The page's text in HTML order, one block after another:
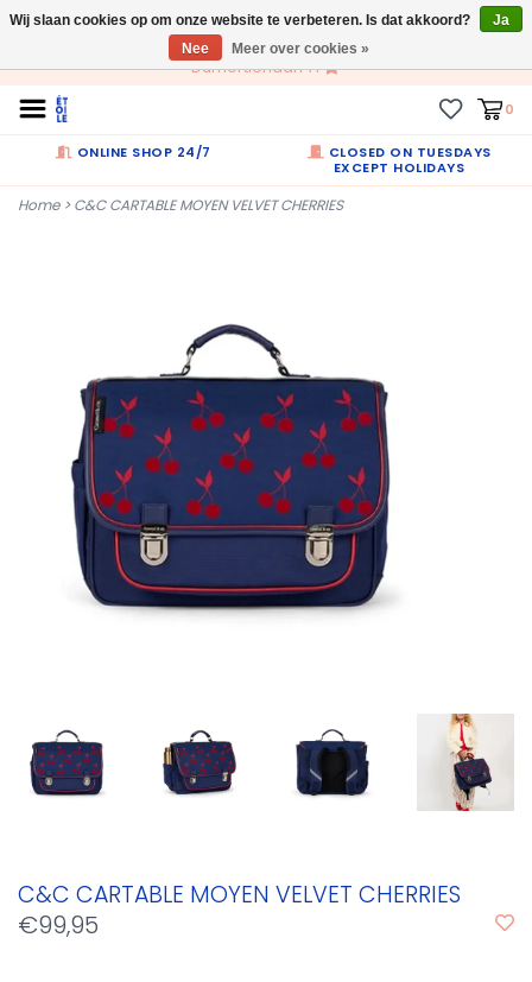
NL
Dumortierlaan 71
0
ONLINE SHOP 24/7
CLOSED ON TUESDAYS
EXCEPT HOLIDAYS
Home>C&C CARTABLE MOYEN VELVET CHERRIES
C&C CARTABLE MOYEN VELVET CHERRIES
€99,95
Wij slaan cookies op om onze website te verbeteren. Is dat akkoord?
Ja
Nee
Meer over cookies »